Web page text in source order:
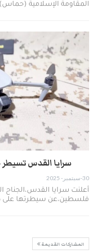
المقاومة الإسلامية
سرايا القدس
30-سبتمبر- 2025
أعلنت سرايا
فلسطين،عن سيطرتها على
المشاركات القديمة